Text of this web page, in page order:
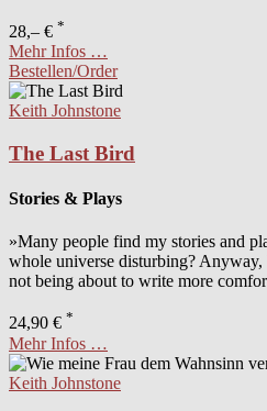
28,– € *
Mehr Infos …
Bestellen/Order
Keith Johnstone
The Last Bird
Stories & Plays
»Many people find my stories and
whole universe disturbing?
not being about to write more
24,90 € *
Mehr Infos …
Keith Johnstone